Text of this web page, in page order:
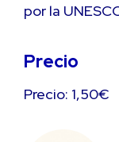
por la
Precio
Precio: 1,50€